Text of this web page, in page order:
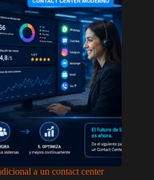
a un contact center